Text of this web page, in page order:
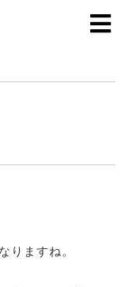
りますね。